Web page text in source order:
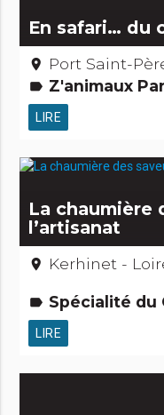
En safari… du
place Port Saint-
label Z'animaux Parcs de loisirs et
LIRE
La chaumière
l’artisanat
place Kerhinet -
label Spécialité du
LIRE